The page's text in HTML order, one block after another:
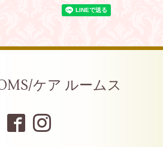
ケア ルームス